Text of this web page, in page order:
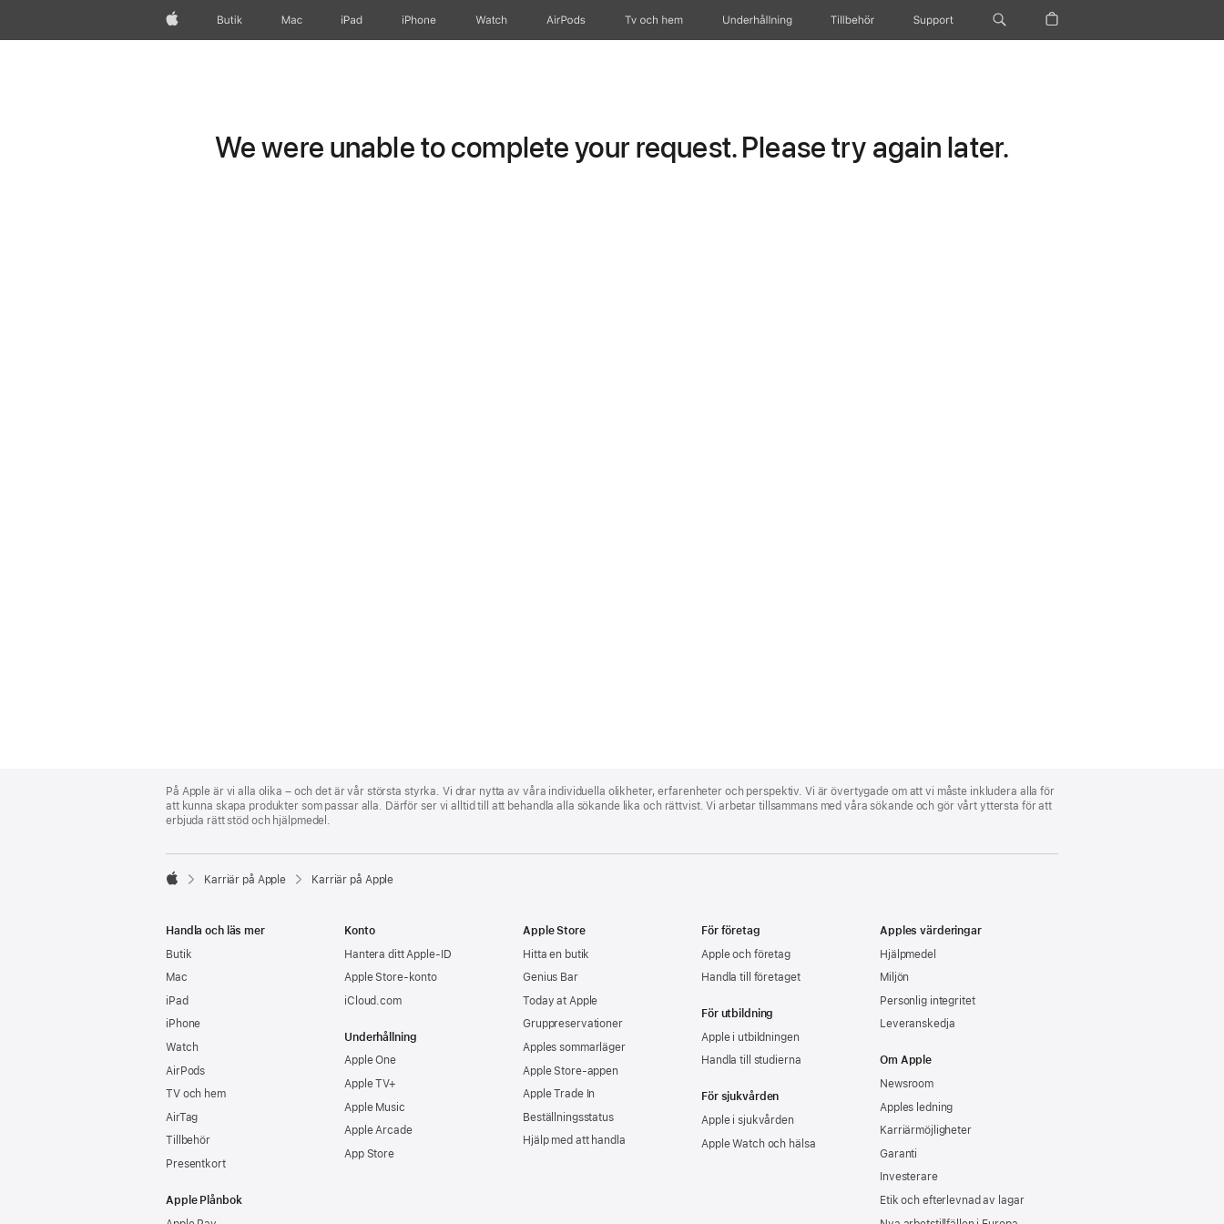
AppleButik Mac iPad iPhone Watch AirPods Tv och hem Underhållning Tillbehör Support
We were unable to complete your request. Please try again later.
Footer
På Apple är vi alla olika – och det är vår största styrka. Vi drar nytta av våra individuella olikheter, erfarenheter och perspektiv. Vi är övertygade om att vi måste inkludera alla för
att kunna skapa produkter som passar alla. Därför ser vi alltid till att behandla alla sökande lika och rättvist. Vi arbetar tillsammans med våra sökande och gör vårt yttersta för att
erbjuda rätt stöd och hjälpmedel.

Karriär på Apple Karriär på Apple
Handla och läs mer
Butik
Mac
iPad
iPhone
Watch
AirPods
TV och hem
AirTag
Tillbehör
Presentkort
Apple Plånbok
Konto
Hantera ditt Apple-ID
Apple Store-konto
iCloud.com
Underhållning
Apple One
Apple TV+
Apple Music
Apple Arcade
App Store
Apple Store
Hitta en butik
Genius Bar
Today at Apple
Gruppreservationer
Apples sommarläger
Apple Store-appen
Apple Trade In
Beställningsstatus
Hjälp med att handla
För företag
Apple och företag
Handla till företaget
För utbildning
Apple i utbildningen
Handla till studierna
För sjukvården
Apple i sjukvården
Apple Watch och hälsa
Apples värderingar
Hjälpmedel
Miljön
Personlig integritet
Leveranskedja
Om Apple
Newsroom
Apples ledning
Karriärmöjligheter
Garanti
Investerare
Etik och efterlevnad av lagar